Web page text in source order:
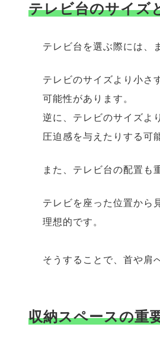
テレビ台のサイズ
テレビ台を選ぶ際には、
テレビのサイズより小さ
可能性があります。
逆に、テレビのサイズよ
圧迫感を与えたりする可
また、テレビ台の配置も
テレビを座った位置から
理想的です。
そうすることで、首や肩
収納スペースの重